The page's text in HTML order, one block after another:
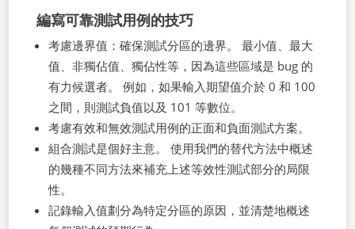
編寫可靠測試用例的技巧
考慮邊界值：確保測試分區的邊界。 最小值、最大
值、非獨佔值、獨佔性等，因為這些區域是 bug 的
有力候選者。 例如，如果輸入期望值介於 0 和 100
之間，則測試負值以及 101 等數位。
考慮有效和無效測試用例的正面和負面測試方案。
組合測試是個好主意。 使用我們的替代方法中概述
的幾種不同方法來補充上述等效性測試部分的局限
性。
記錄輸入值劃分為特定分區的原因，並清楚地概述